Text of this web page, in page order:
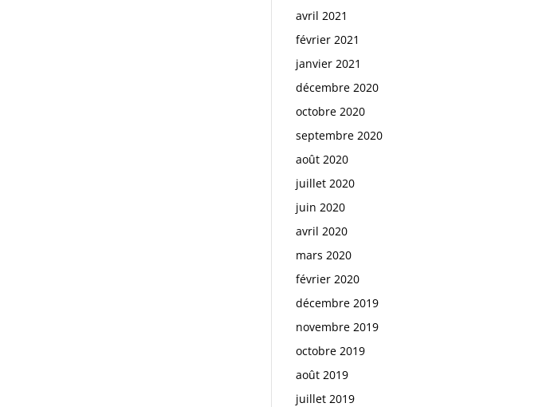
avril 2021
février 2021
janvier 2021
décembre 2020
octobre 2020
septembre 2020
août 2020
juillet 2020
juin 2020
avril 2020
mars 2020
février 2020
décembre 2019
novembre 2019
octobre 2019
août 2019
juillet 2019